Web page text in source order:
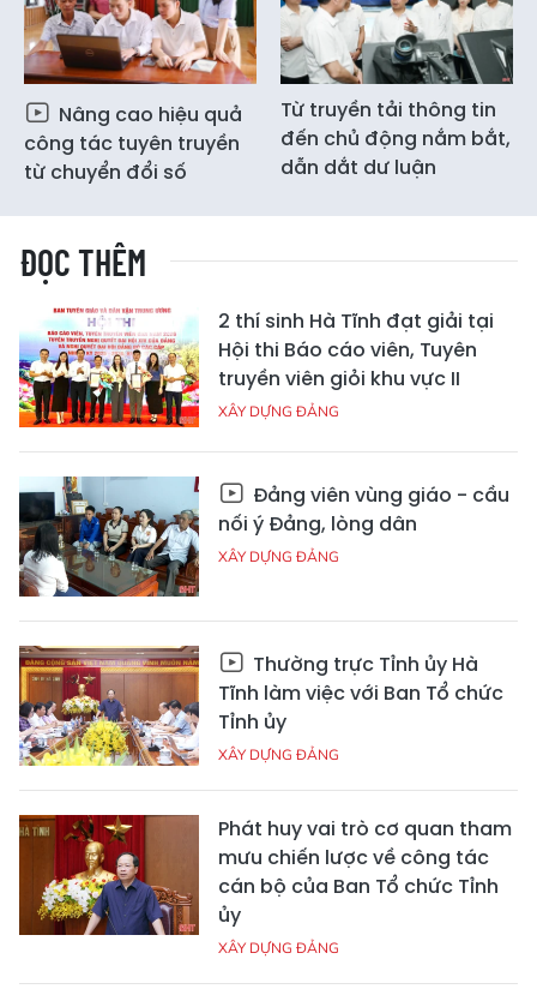
Nâng cao hiệu quả
công tác tuyên truyền
từ chuyển đổi số
Từ truyền tải thông tin
đến chủ động nắm bắt,
dẫn dắt dư luận
ĐỌC THÊM
2 thí sinh Hà Tĩnh đạt giải tại
Hội thi Báo cáo viên, Tuyên
truyền viên giỏi khu vực II
XÂY DỰNG ĐẢNG
Đảng viên vùng giáo - cầu
nối ý Đảng, lòng dân
XÂY DỰNG ĐẢNG
Thường trực Tỉnh ủy Hà
Tĩnh làm việc với Ban Tổ chức
Tỉnh ủy
XÂY DỰNG ĐẢNG
Phát huy vai trò cơ quan tham
mưu chiến lược về công tác
cán bộ của Ban Tổ chức Tỉnh
ủy
XÂY DỰNG ĐẢNG